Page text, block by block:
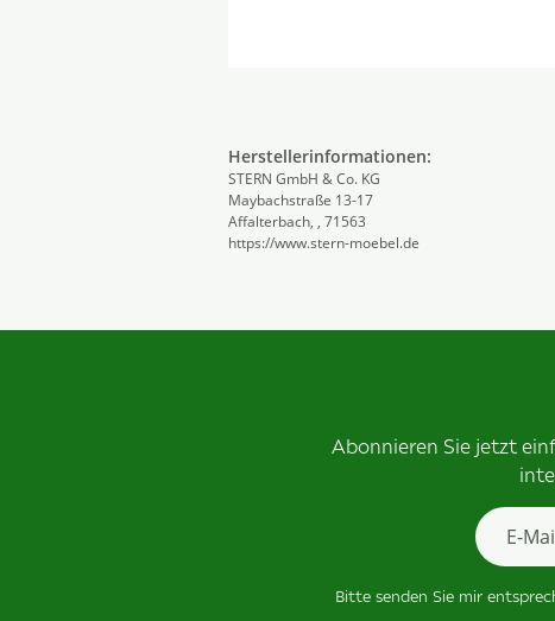
Herstellerinformationen:
STERN GmbH & Co. KG
Maybachstraße 13-17
Affalterbach, , 71563
https://www.stern-moebel.de
Abonnieren Sie jetzt
Bitte senden Sie mir